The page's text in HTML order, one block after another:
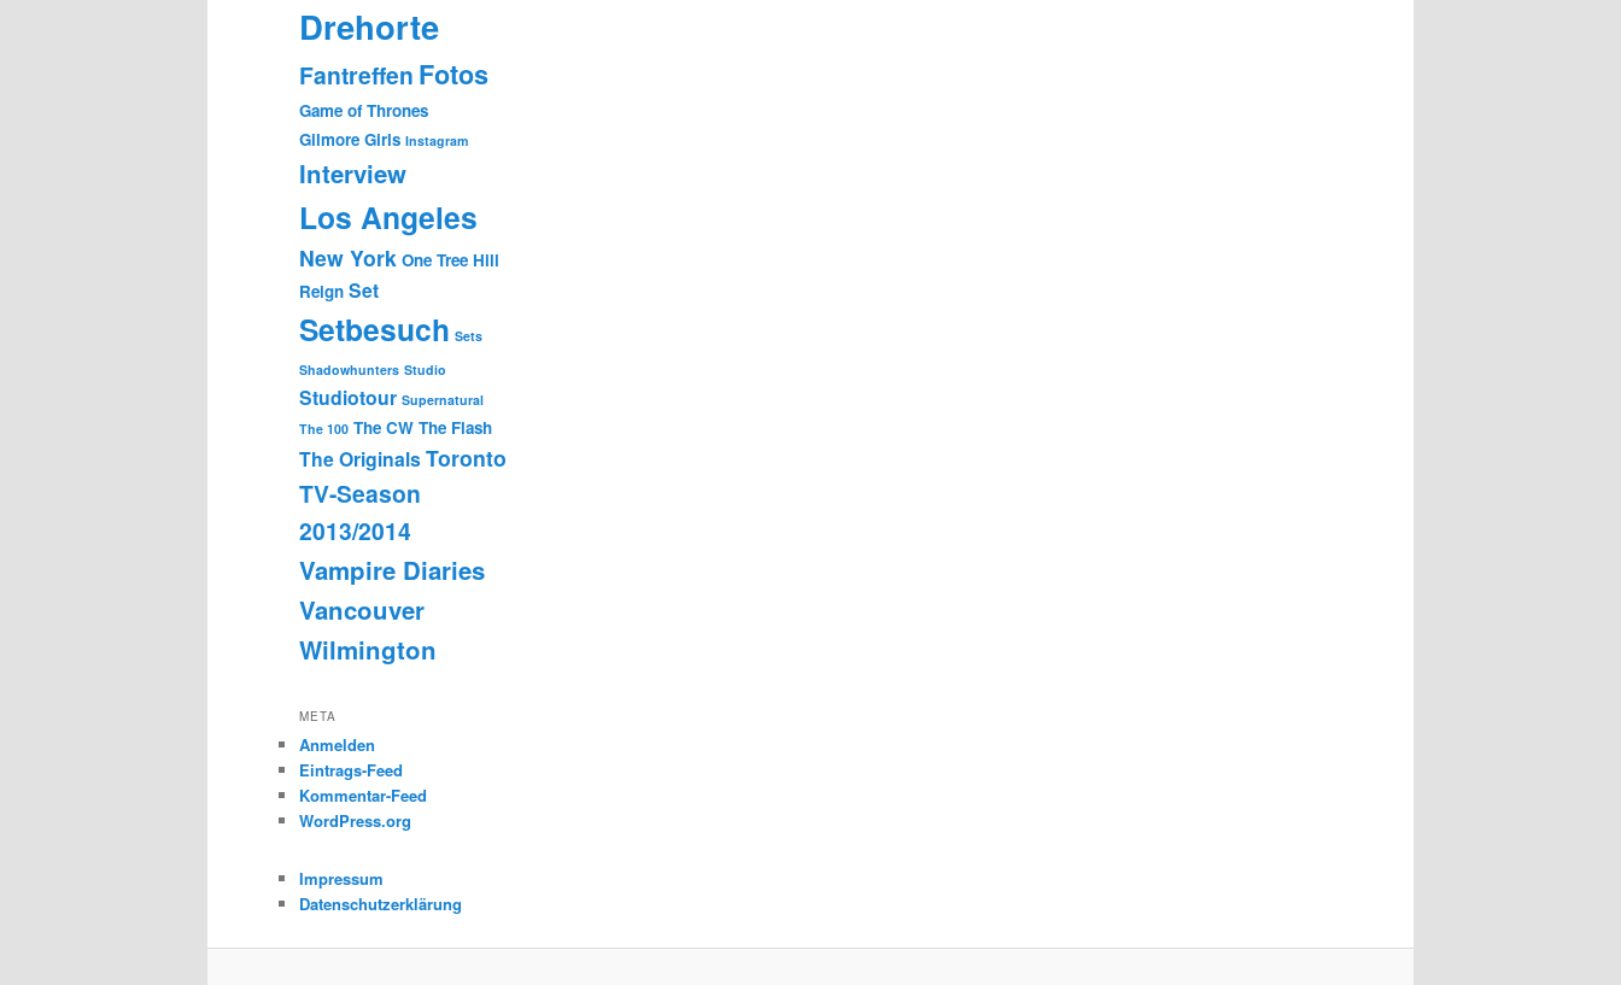
Drehorte
Fantreffen Fotos
Game of Thrones
Gilmore Girls Instagram
Interview
Los Angeles
New York One Tree Hill
Reign Set
Setbesuch Sets
Shadowhunters Studio
Studiotour Supernatural
The 100 The CW The Flash
The OriginalsToronto
TV-Season
2013/2014
Vampire Diaries
Vancouver
Wilmington
META
Anmelden
Eintrags-Feed
Kommentar-Feed
WordPress.org
Impressum
Datenschutzerklärung